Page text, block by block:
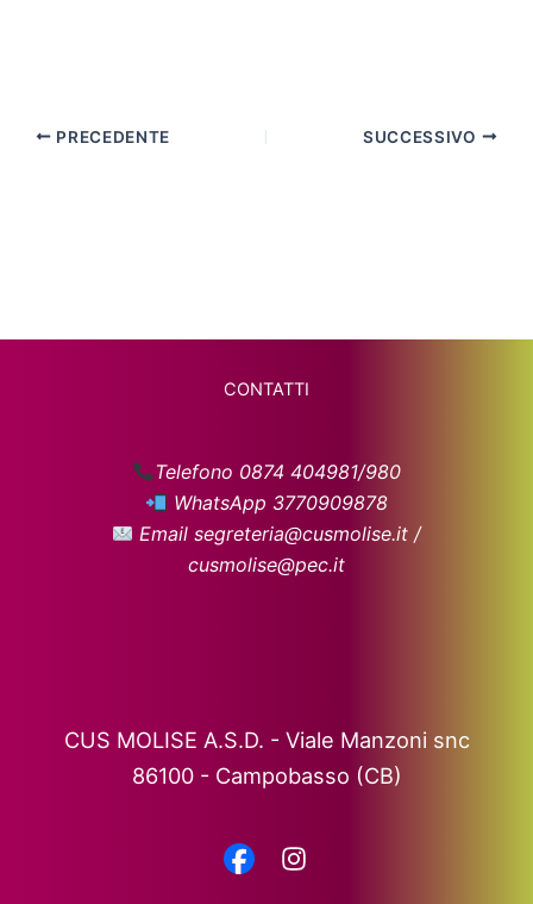
PRECEDENTE SUCCESSIVO
CONTATTI
Telefono 0874 404981/980
WhatsApp 3770909878
Email segreteria@cusmolise.it /
cusmolise@pec.it
CUS MOLISE A.S.D. - Viale Manzoni snc
86100 - Campobasso (CB)